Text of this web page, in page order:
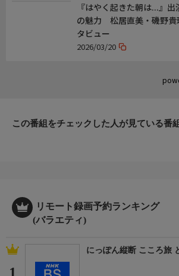
『はやく起きた朝は...』
の魅力 松居直美・磯野貴
タビュー
2026/03/20
この番組をチェックした人が見ている番組
リモート録画予約ランキング
(バラエティ)
1
にっぽん縦断 こころ旅